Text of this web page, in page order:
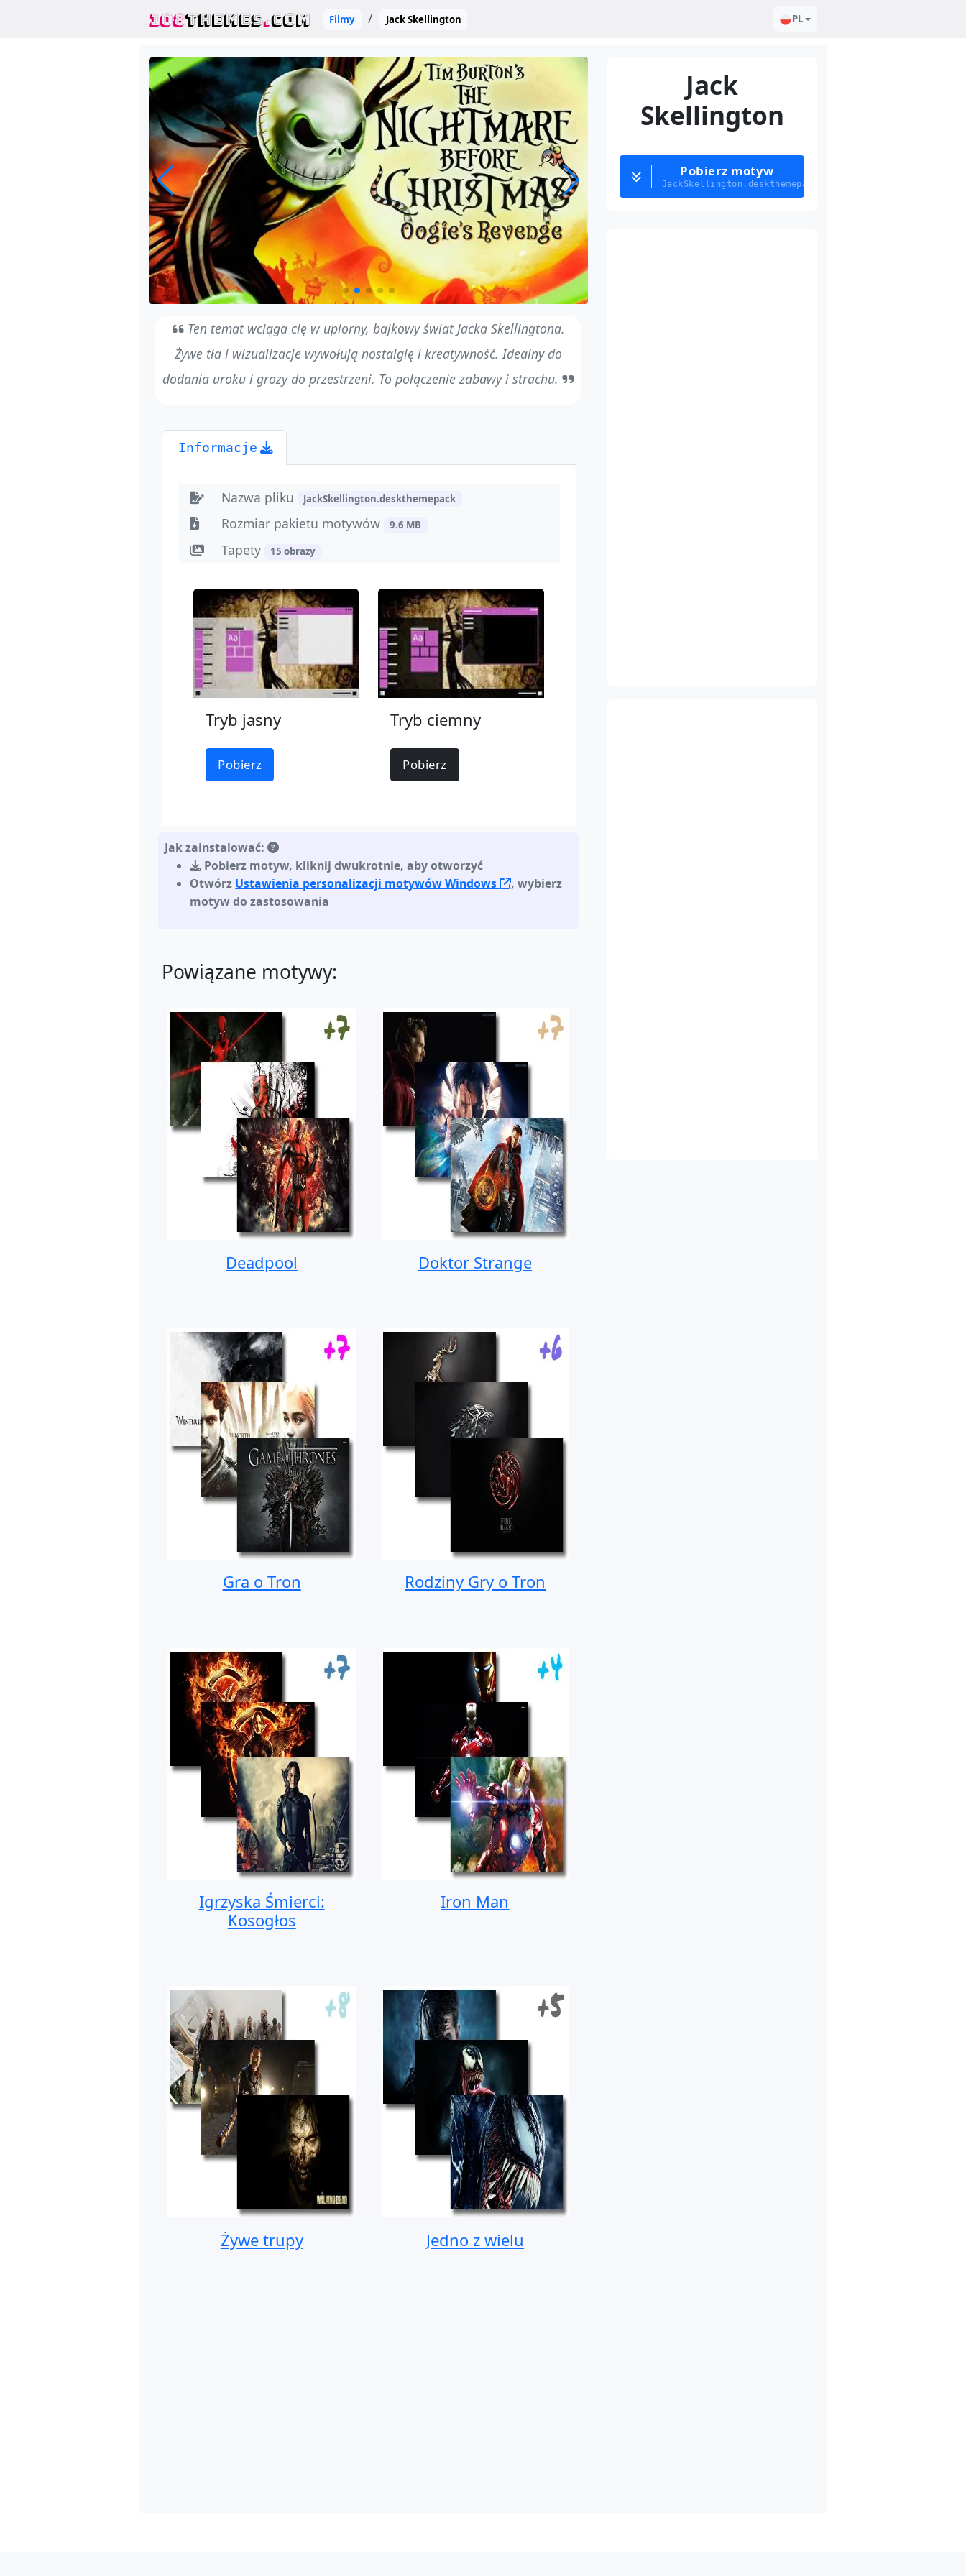
108THEMES.COM Filmy Jack Skellington PL
Ten temat wciąga cię w upiorny, bajkowy świat Jacka Skellingtona.
Żywe tła i wizualizacje wywołują nostalgię i kreatywność. Idealny do
dodania uroku i grozy do przestrzeni. To połączenie zabawy i strachu.
Informacje
Nazwa pliku JackSkellington.deskthemepack
Rozmiar pakietu motywów 9.6 MB
Tapety 15 obrazy
Tryb jasny
Pobierz
Tryb ciemny
Pobierz
Jak zainstalować:
Pobierz motyw, kliknij dwukrotnie, aby otworzyć
Otwórz Ustawienia personalizacji motywów Windows
, wybierz
motyw do zastosowania
Powiązane motywy:
Deadpool Doktor Strange
Gra o Tron Rodziny Gry o Tron
Igrzyska Śmierci:
Kosogłos
Iron Man
Żywe trupy Jedno z wielu
Jack
Skellington
Pobierz motyw
JackSkellington.deskthemepack